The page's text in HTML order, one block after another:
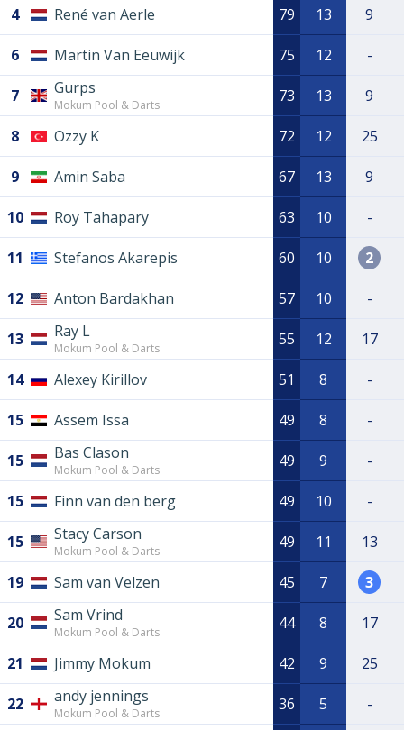
4 René van Aerle 79 13 9
6 Martin Van Eeuwijk 75 12 -
7 Gurps
Mokum Pool & Darts 73 13 9
8 Ozzy K 72 12 25
9 Amin Saba 67 13 9
10 Roy Tahapary 63 10 -
11 Stefanos Akarepis 60 10 2
12 Anton Bardakhan 57 10 -
13 Ray L
Mokum Pool & Darts 55 12 17
14 Alexey Kirillov 51 8 -
15 Assem Issa 49 8 -
15 Bas Clason
Mokum Pool & Darts 49 9 -
15 Finn van den berg 49 10 -
15 Stacy Carson
Mokum Pool & Darts 49 11 13
19 Sam van Velzen 45 7 3
20 Sam Vrind
Mokum Pool & Darts 44 8 17
21 Jimmy Mokum 42 9 25
22 andy jennings
Mokum Pool & Darts 36 5 -